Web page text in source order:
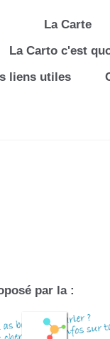
La Carte
La Carto c'est
liens utiles
par la :